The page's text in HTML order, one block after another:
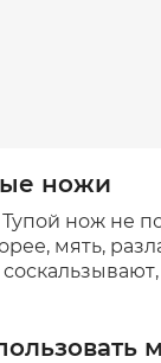
ножи
нож не
мять,